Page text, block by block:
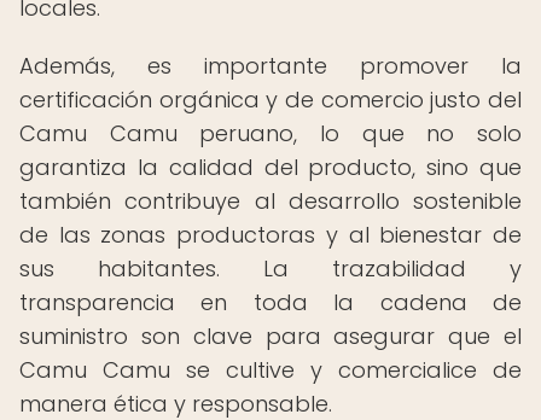
locales.
Además, es importante promover la
certificación orgánica y de comercio justo del
Camu Camu peruano, lo que no solo
garantiza la calidad del producto, sino que
también contribuye al desarrollo sostenible
de las zonas productoras y al bienestar de
sus habitantes. La trazabilidad y
transparencia en toda la cadena de
suministro son clave para asegurar que el
Camu Camu se cultive y comercialice de
manera ética y responsable.